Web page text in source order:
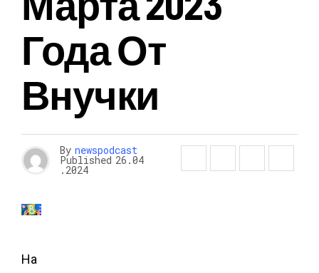
Года От
Внучки
By newspodcast
Published 26.04
.2024
На